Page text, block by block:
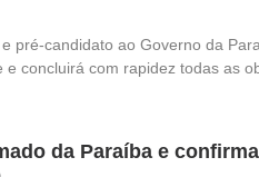
pré-candidato ao Governo da
concluirá com rapidez todas as
da Paraíba e